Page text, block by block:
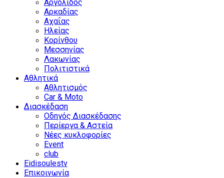
Αργολίδος
Αρκαδίας
Αχαΐας
Ηλείας
Κορίνθου
Μεσσηνίας
Λακωνίας
Πολιτιστικά
Αθλητικά
Αθλητισμός
Car & Moto
Διασκέδαση
Οδηγός Διασκέδασης
Περίεργα & Αστεία
Νέες κυκλοφορίες
Event
club
Eidisoulestv
Επικοινωνία